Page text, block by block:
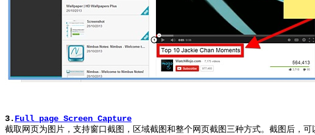
3.Full page Screen Capture
截取网页为图片，支持窗口截图，区域截图和整个网页截图三种方式。截图后，